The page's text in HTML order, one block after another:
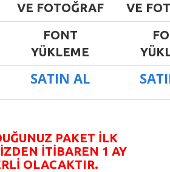
VE FOTOĞRAF
VE
FONT
YÜKLEME
SATIN AL
PAKET ILK
ITIBAREN 1 AY
OLACAKTIR.